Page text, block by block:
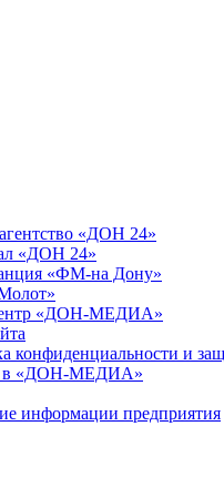
«ДОН 24»
«ДОН 24»
«ФМ-на Дону»
«ДОН-МЕДИА»
конфиденциальности и
в «ДОН-МЕДИА»
информации предприятия